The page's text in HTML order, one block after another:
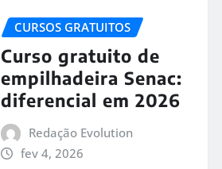
CURSOS GRATUITOS
Curso gratuito de
empilhadeira Senac:
diferencial em 2026
Redação Evolution
fev 4, 2026